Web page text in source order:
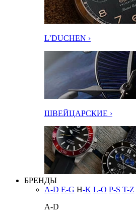
L’DUCHEN ›
ШВЕЙЦАРСКИЕ ›
БРЕНДЫ
A-D E-G H-K L-O P-S T-Z
A-D